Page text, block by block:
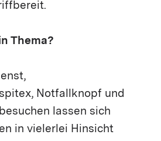
Thema?
Notfallknopf und
lassen sich
in vielerlei Hinsicht